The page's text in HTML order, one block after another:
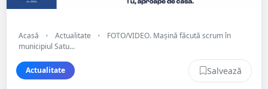
Acasă • Actualitate •
FOTO/VIDEO. Mașină făcută scrum în
municipiul Satu...
Actualitate Salvează